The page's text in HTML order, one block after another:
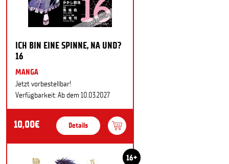
ICH BIN EINE SPINNE, NA UND?
16
MANGA
Jetzt vorbestellbar!
Verfügbarkeit: Ab dem 10.03.2027
10,00€ Details
16+